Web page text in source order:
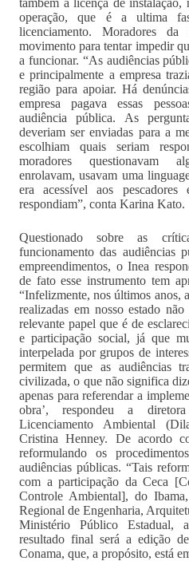
também a licença de instalação,
operação, que é a ultima
licenciamento. Moradores
movimento para tentar impedir
a funcionar. “As audiências
e principalmente a empresa
região para apoiar. Há
empresa pagava essas
audiência pública. As
deveriam ser enviadas para a
escolhiam quais seriam
moradores questionavam
enrolavam, usavam uma
era acessível aos
respondiam”, conta Karina Kato.
Questionado sobre as
funcionamento das audiências
empreendimentos, o Inea
de fato esse instrumento tem
“Infelizmente, nos últimos anos,
realizadas em nosso estado
relevante papel que é de
e participação social, já que
interpelada por grupos de
permitem que as audiências
civilizada, o que não significa
apenas para referendar a
obra’, respondeu a
Licenciamento Ambiental
Cristina Henney. De acordo
reformulando os
audiências públicas. “Tais
com a participação da Ceca
Controle Ambiental], do
Regional de Engenharia,
Ministério Público Estadual,
resultado final será a edição
Conama, que, a propósito, está